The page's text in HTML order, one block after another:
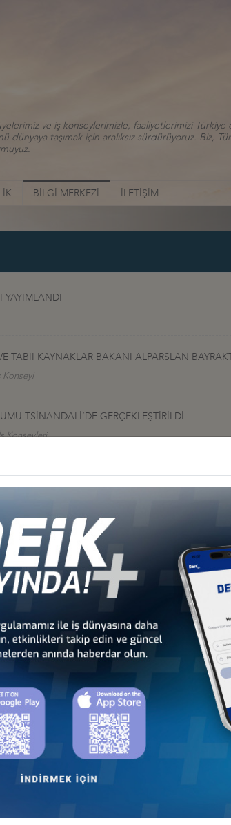
ve iş konseylerimizle, faaliyetlerimizi
taşımak için aralıksız sürdürüyoruz. Biz,
BİLGİ MERKEZİ İLETİŞİM
YAYIMLANDI
TABİİ KAYNAKLAR BAKANI ALPARSLAN
Konseyi
TSİNANDALİ’DE GERÇEKLEŞTİRİLDİ
Konseyleri
BİR ARAYA GETİRDİ
İSTANBUL’DA GERÇEKLEŞTİRİLDİ
İLE DEİK’TE BİR ARAYA GELDİ
ARAYA GELDİ
DOLAR
İSTANBUL’DA DÜZENLENDİ